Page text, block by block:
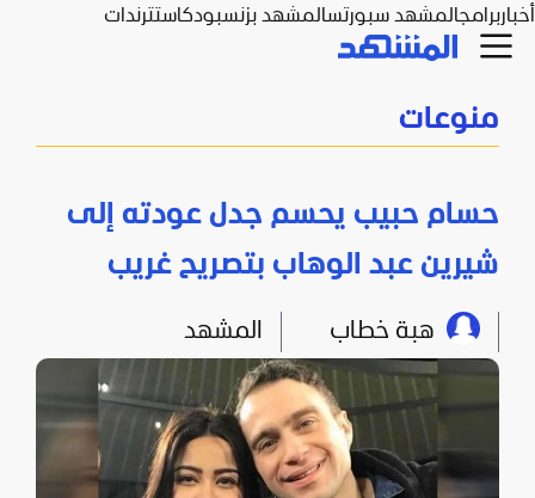
أخباربرامجالمشهد سبورتسالمشهد بزنسبودكاستترندات
منوعات
حسام حبيب يحسم جدل عودته إلى
شيرين عبد الوهاب بتصريح غريب
هبة خطاب المشهد